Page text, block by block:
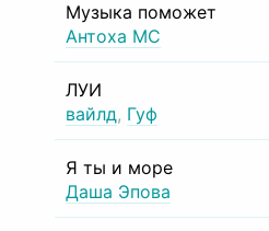
Музыка поможет
Антоха МС
ЛУИ
вайлд, Гуф
Я ты и море
Даша Эпова